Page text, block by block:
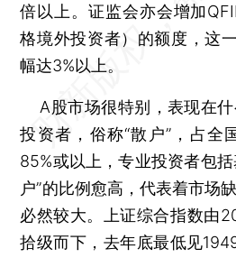
倍以上。证监会亦会增加
格境外投资者）的额度，这
幅达3%以上。
A股市场很特别，表现在什
投资者，俗称“散户”，占全
85%或以上，专业投资者包
户”的比例愈高，代表着市场
必然较大。上证综合指数由
拾级而下，去年底最低见